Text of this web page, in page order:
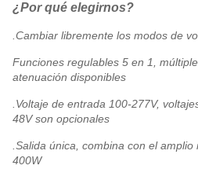
¿Por qué elegirnos?
.Cambiar libremente los modos de
Funciones regulables 5 en 1,
atenuación disponibles
.Voltaje de entrada 100-277V,
48V son opcionales
.Salida única, combina con el
400W